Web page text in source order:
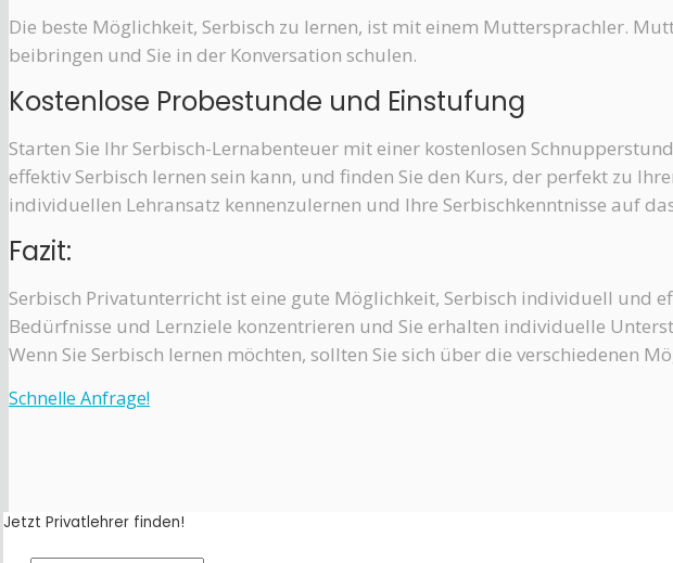
Die beste Möglichkeit, Serbisch zu lernen, ist mit einem Muttersprachler.
beibringen und Sie in der Konversation schulen.
Kostenlose Probestunde und Einstufung
Starten Sie Ihr Serbisch-Lernabenteuer mit einer kostenlosen
effektiv Serbisch lernen sein kann, und finden Sie den Kurs, der perfekt zu
individuellen Lehransatz kennenzulernen und Ihre Serbischkenntnisse auf
Fazit:
Serbisch Privatunterricht ist eine gute Möglichkeit, Serbisch individuell und
Bedürfnisse und Lernziele konzentrieren und Sie erhalten individuelle
Wenn Sie Serbisch lernen möchten, sollten Sie sich über die verschiedenen
Schnelle Anfrage!
Jetzt Privatlehrer finden!